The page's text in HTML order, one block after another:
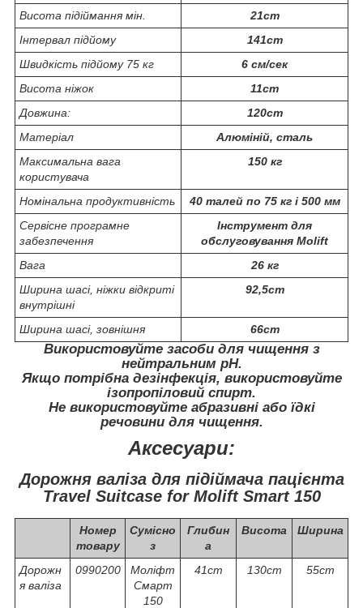
Висота підіймання мін.
21cm
Інтервал підйому
141cm
Швидкість підйому 75 кг
6 cм/сек
Висота ніжок
11cm
Довжина:
120cm
Матеріал
Алюміній, сталь
Максимальна вага
користувача
150 кг
Номінальна продуктивність
40 талей по 75 кг і 500 мм
Сервісне програмне
забезпечення
Інструмент для
обслуговування Molift
Вага
26 кг
Ширина шасі, ніжки відкриті
внутрішні
92,5cm
Ширина шасі, зовнішня 66cm
Використовуйте засоби для чищення з
нейтральним pH.
Якщо потрібна дезінфекція, використовуйте
ізопропіловий спирт.
Не використовуйте абразивні або їдкі
речовини для чищення.
Аксесуари:
Дорожня валіза для підіймача пацієнта
Travel Suitcase for Molift Smart 150
Номер
товару
Сумісно
з
Глибин
а
Висота Ширина
Дорожн
я валіза
0990200
Моліфт
Смарт
150
41cm 130cm 55cm